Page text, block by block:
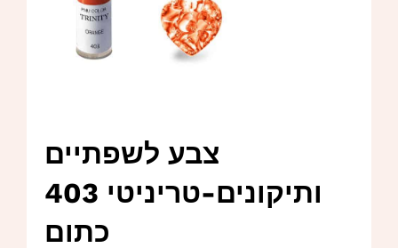
צבע לשפתיים
ותיקונים-טריניטי 403
כתום